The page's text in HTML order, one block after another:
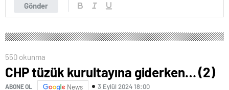
Gönder
550 okunma
CHP tüzük kurultayına giderken… (2)
ABONE OL News 3 Eylül 2024 18:00